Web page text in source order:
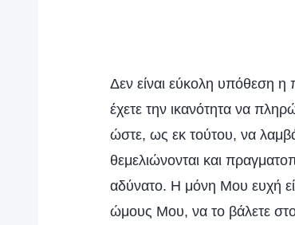
Δεν είναι εύκολη υπόθεση η
έχετε την ικανότητα να
ώστε, ως εκ τούτου, να
θεμελιώνονται και
αδύνατο. Η μόνη Μου ευχή
ώμους Μου, να το βάλετε